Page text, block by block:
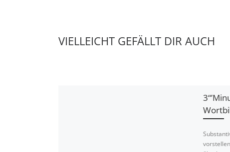
VIELLEICHT GEFÄLLT DIR AUCH